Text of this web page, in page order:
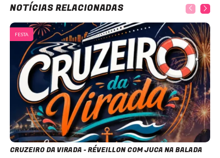
NOTÍCIAS RELACIONADAS
FESTA
CRUZEIRO DA VIRADA - RÉVEILLON COM JUCA NA BALADA